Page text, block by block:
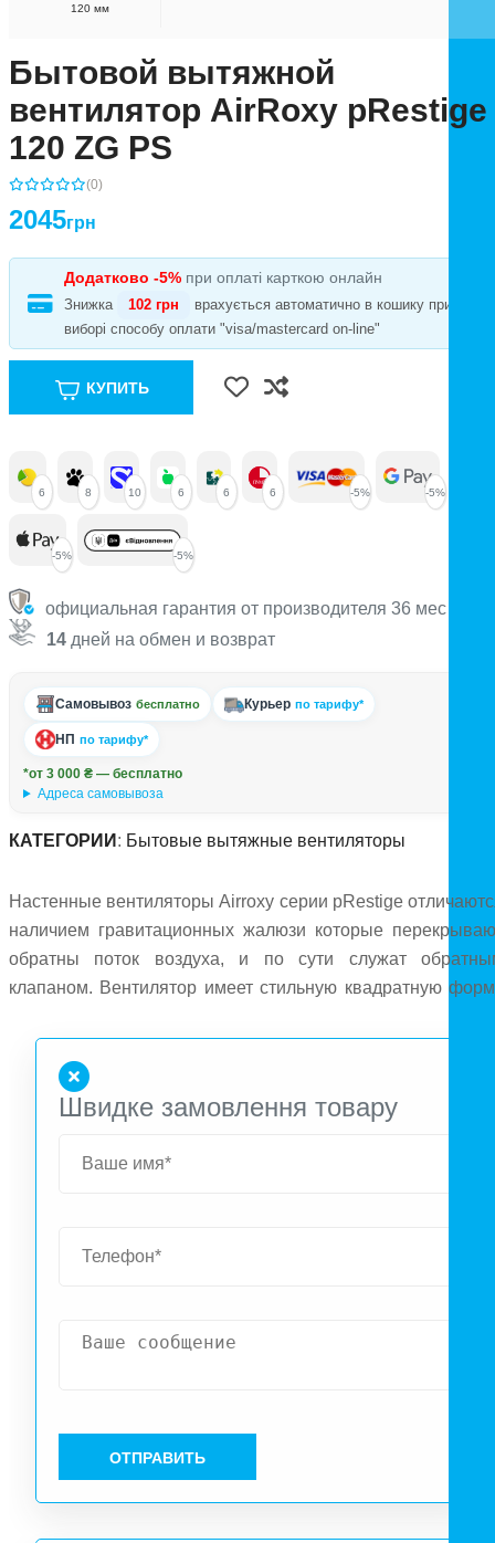
120 мм
Бытовой вытяжной
вентилятор AirRoxy pRestige
120 ZG PS
(0)
2045грн
Додатково -5% при оплаті карткою онлайн
Знижка 102 грн
врахується автоматично в кошику при
виборі способу оплати "visa/mastercard on-line"
КУПИТЬ
6 8 10 6 6 6 -5% -5%
-5% -5%
официальная гарантия от производителя 36 мес
14 дней на обмен и возврат
Самовывоз бесплатно Курьер по тарифу*
НП по тарифу*
*от 3 000 ₴ — бесплатно
Адреса самовывоза
КАТЕГОРИИ : Бытовые вытяжные вентиляторы
Настенные вентиляторы Airroxy серии pRestige
наличием гравитационных жалюзи которые
обратны поток воздуха, и по сути служат
клапаном. Вентилятор имеет стильную квадратную
расход воздуха составляет 126м³/час. Вентилятор
шнуровым выключателем.
Швидке замовлення товару
ОТПРАВИТЬ